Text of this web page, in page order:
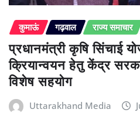
कुमाऊं गढ़वाल राज्य समाचार
प्रधानमंत्री कृषि सिंचाई
क्रियान्वयन हेतु केंद्र
विशेष सहयोग
Uttarakhand Media